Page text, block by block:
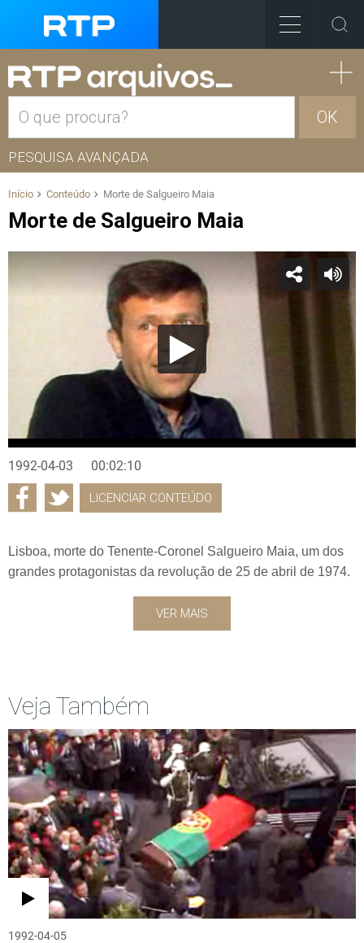
OK
PESQUISA AVANÇADA
Início Conteúdo Morte de Salgueiro Maia
Morte de Salgueiro Maia
1992-04-03 00:02:10
LICENCIAR CONTEÚDO
Lisboa, morte do Tenente-Coronel Salgueiro Maia, um dos
grandes protagonistas da revolução de 25 de abril de 1974.
VER MAIS
Veja Também
1992-04-05